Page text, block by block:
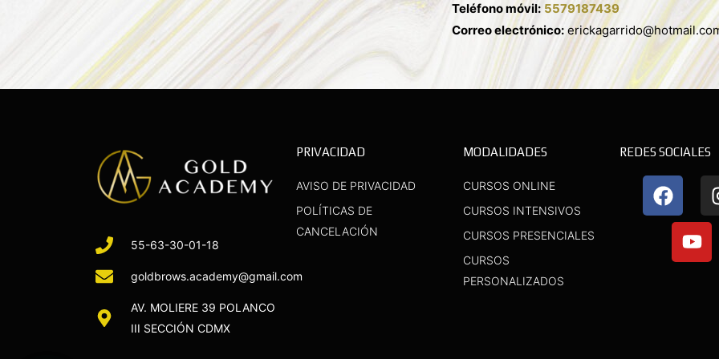
Teléfono móvil: 5579187439
Correo electrónico:
55-63-30-01-18
goldbrows.academy@gmail.com
AV. MOLIERE 39 POLANCO
III SECCIÓN CDMX
PRIVACIDAD
AVISO DE PRIVACIDAD
POLÍTICAS DE
CANCELACIÓN
MODALIDADES
CURSOS ONLINE
CURSOS INTENSIVOS
CURSOS PRESENCIALES
CURSOS
PERSONALIZADOS
REDES SOCIALES
F
a
c
b
Y
u
t
u